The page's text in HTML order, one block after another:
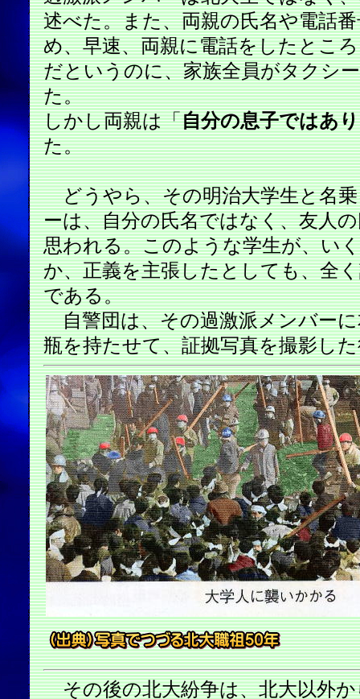
述べた。また、両親の氏名や電話
め、早速、両親に電話をしたとこ
だというのに、家族全員がタクシ
た。
しかし両親は「自分の息子ではあ
た。
どうやら、その明治大学生と名乗
ーは、自分の氏名ではなく、友人
思われる。このような学生が、い
か、正義を主張したとしても、全
である。
自警団は、その過激派メンバーに
瓶を持たせて、証拠写真を撮影し
その後の北大紛争は、北大以外か